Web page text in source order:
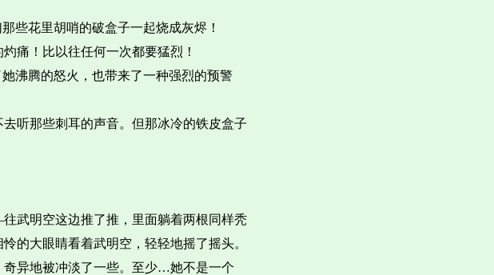
些花里胡哨的破盒子一起烧成灰烬！
痛！比以往任何一次都要猛烈！
沸腾的怒火，也带来了一种强烈的预警
听那些刺耳的声音。但那冰冷的铁皮盒子
武明空这边推了推，里面躺着两根同样秃
的大眼睛看着武明空，轻轻地摇了摇头。
异地被冲淡了一些。至少…她不是一个